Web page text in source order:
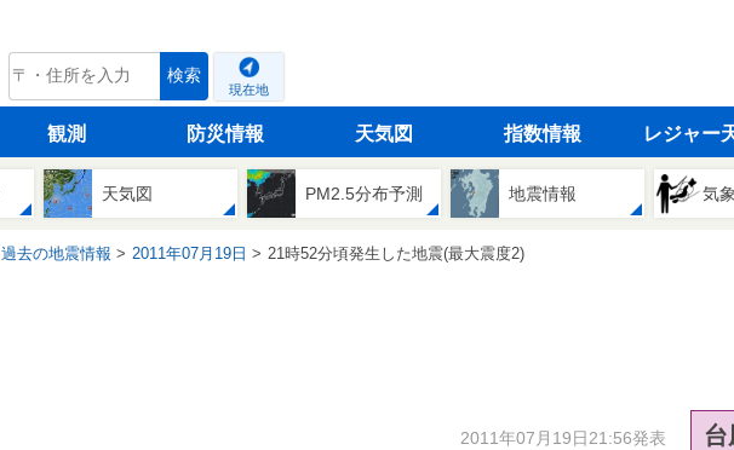
tenki.jp 検索
現在地
観測 防災情報 天気図 指数情報 レジャー
天気図 PM2.5分布予測 地震情報 気
過去の地震情報 2011年07月19日 21時52分頃発生した地震(最大震度2)
2011年07月19日21:56発表